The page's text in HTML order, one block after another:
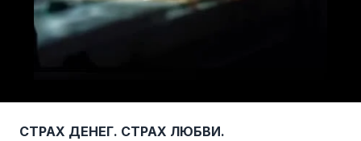
СТРАХ ДЕНЕГ. СТРАХ ЛЮБВИ.